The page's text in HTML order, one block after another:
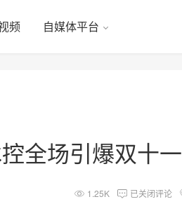
频 自媒体平台
全场引爆双十一
1.25K 已关闭评论